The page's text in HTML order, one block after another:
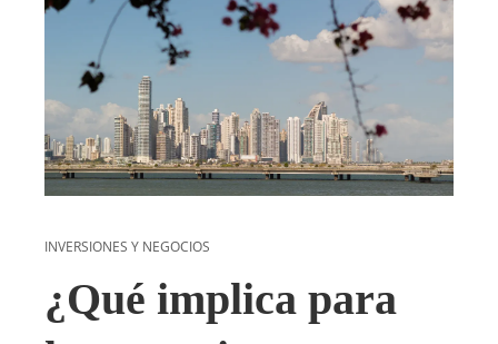
INVERSIONES Y NEGOCIOS
¿Qué implica para